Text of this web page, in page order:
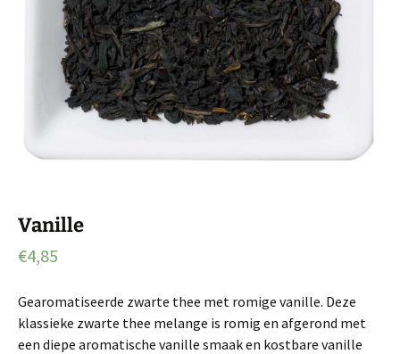
Vanille
€4,85
Gearomatiseerde zwarte thee met romige vanille. Deze
klassieke zwarte thee melange is romig en afgerond met
een diepe aromatische vanille smaak en kostbare vanille